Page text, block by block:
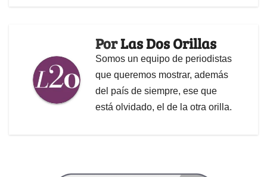
PorLas Dos Orillas
Somos un equipo de periodistas
que queremos mostrar, además
del país de siempre, ese que
está olvidado, el de la otra orilla.